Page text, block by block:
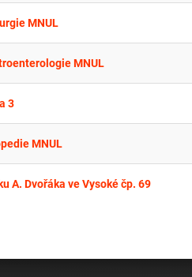
MNUL
MNUL
3
MNUL
A. Dvořáka ve Vysoké čp. 69